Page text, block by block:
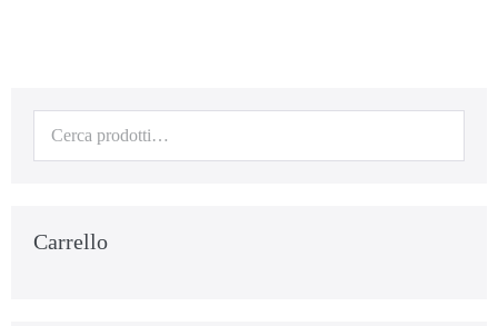
Carrello